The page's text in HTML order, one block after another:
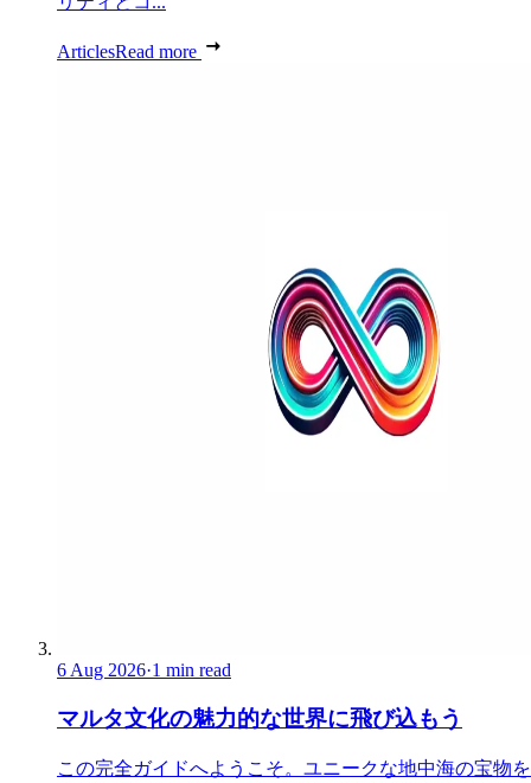
ArticlesRead more
6 Aug 2026·1 min read
マルタ文化の魅力的な世界に飛び込もう
この完全ガイドへようこそ。ユニークな地中海の宝物